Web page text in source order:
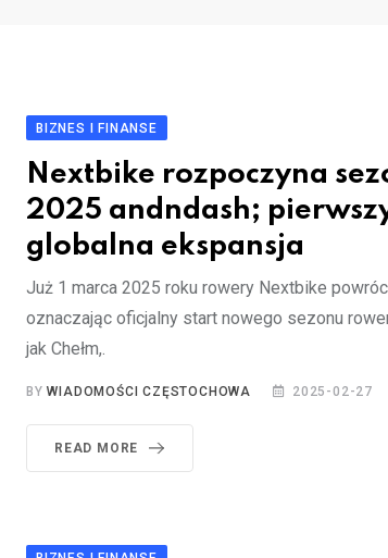
BIZNES I FINANSE
Nextbike rozpoczyna
2025 andndash;
globalna ekspansja
Już 1 marca 2025 roku rowery Nextbike
oznaczając oficjalny start nowego sezonu
jak Chełm,.
BYWIADOMOŚCI CZĘSTOCHOWA 2025-02-27
READ MORE